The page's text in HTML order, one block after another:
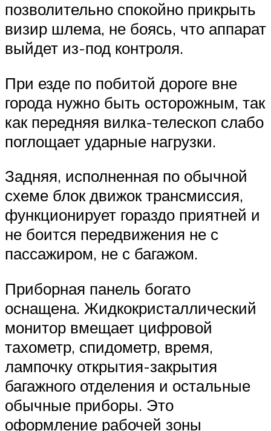
позволительно спокойно прикрыть
визир шлема, не боясь, что аппарат
выйдет из-под контроля.
При езде по побитой дороге вне
города нужно быть осторожным, так
как передняя вилка-телескоп слабо
поглощает ударные нагрузки.
Задняя, исполненная по обычной
схеме блок движок трансмиссия,
функционирует гораздо приятней и
не боится передвижения не с
пассажиром, не с багажом.
Приборная панель богато
оснащена. Жидкокристаллический
монитор вмещает цифровой
тахометр, спидометр, время,
лампочку открытия-закрытия
багажного отделения и остальные
обычные приборы. Это
оформление рабочей зоны